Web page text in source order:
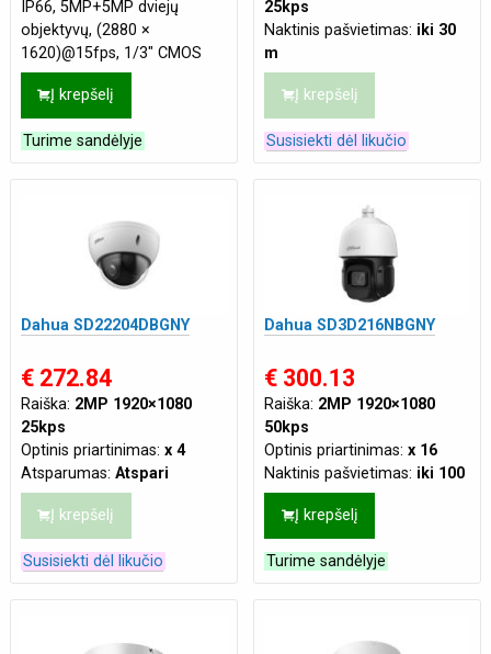
IP66, 5MP+5MP dviejų
objektyvų, (2880 ×
1620)@15fps, 1/3" CMOS
sensorius, IR+LED dvigubas
pašvietimas iki 50/40m, ir iki
30/20m, SD iki 256 GB,
Į krepšelį
Turime sandėlyje
25kps
Naktinis pašvietimas: iki 30
m
Mikrofonas:Integruotas
Maitinimas:DC 12V/1.5A
Į krepšelį
Susisiekti dėl likučio
Dahua SD22204DBGNY
€ 272.84
Raiška: 2MP 1920×1080
25kps
Optinis priartinimas: x 4
Atsparumas: Atspari
smūgiams
Maitinimas:PoE(802.3af 48
VDC),DC 12V 1A
Į krepšelį
Susisiekti dėl likučio
Dahua SD3D216NBGNY
€ 300.13
Raiška: 2MP 1920×1080
50kps
Optinis priartinimas:x 16
Naktinis pašvietimas: iki 100
m
Į krepšelį
Turime sandėlyje